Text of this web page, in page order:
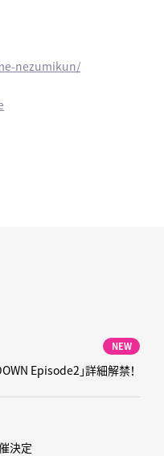
nezumikun/
NEW
Episode2」詳細解禁！
決定